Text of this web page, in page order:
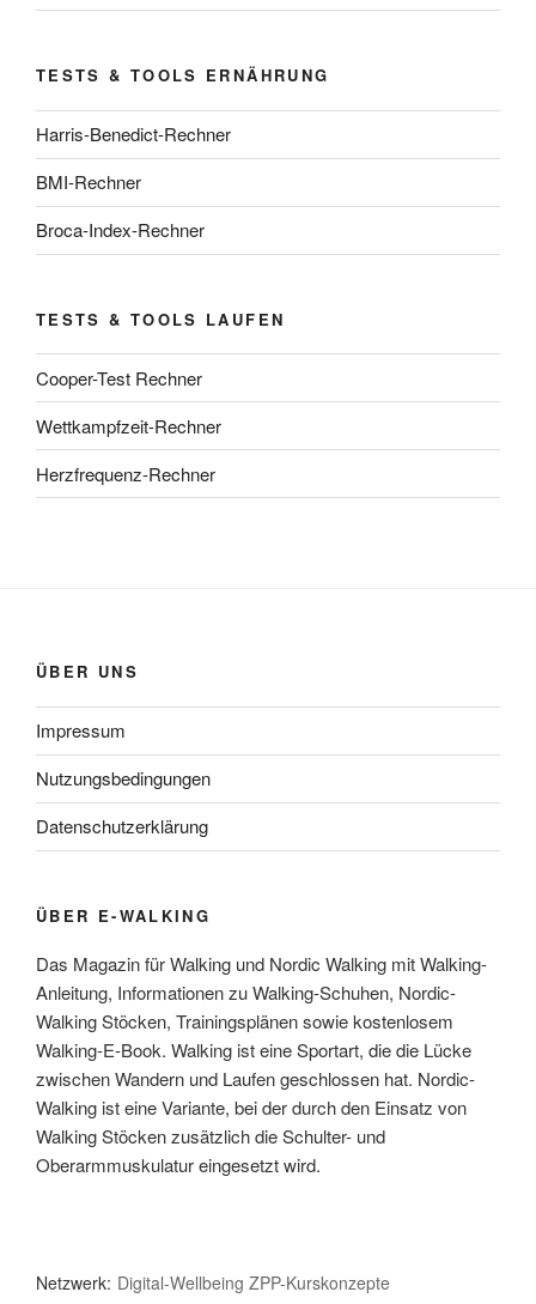
TESTS & TOOLS ERNÄHRUNG
Harris-Benedict-Rechner
BMI-Rechner
Broca-Index-Rechner
TESTS & TOOLS LAUFEN
Cooper-Test Rechner
Wettkampfzeit-Rechner
Herzfrequenz-Rechner
ÜBER UNS
Impressum
Nutzungsbedingungen
Datenschutzerklärung
ÜBER E-WALKING
Das Magazin für Walking und Nordic Walking mit Walking-
Anleitung, Informationen zu Walking-Schuhen, Nordic-
Walking Stöcken, Trainingsplänen sowie kostenlosem
Walking-E-Book. Walking ist eine Sportart, die die Lücke
zwischen Wandern und Laufen geschlossen hat. Nordic-
Walking ist eine Variante, bei der durch den Einsatz von
Walking Stöcken zusätzlich die Schulter- und
Oberarmmuskulatur eingesetzt wird.
Netzwerk: Digital-Wellbeing ZPP-Kurskonzepte